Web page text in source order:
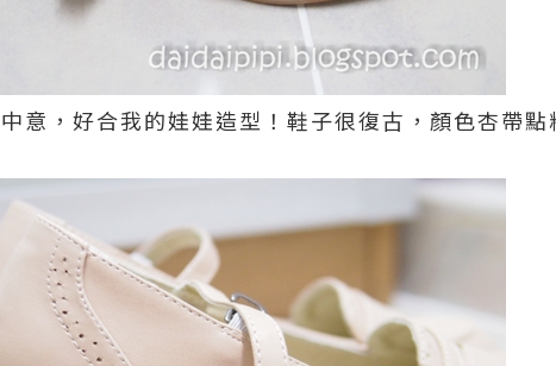
意，好合我的娃娃造型！鞋子很復古，顏色杏帶